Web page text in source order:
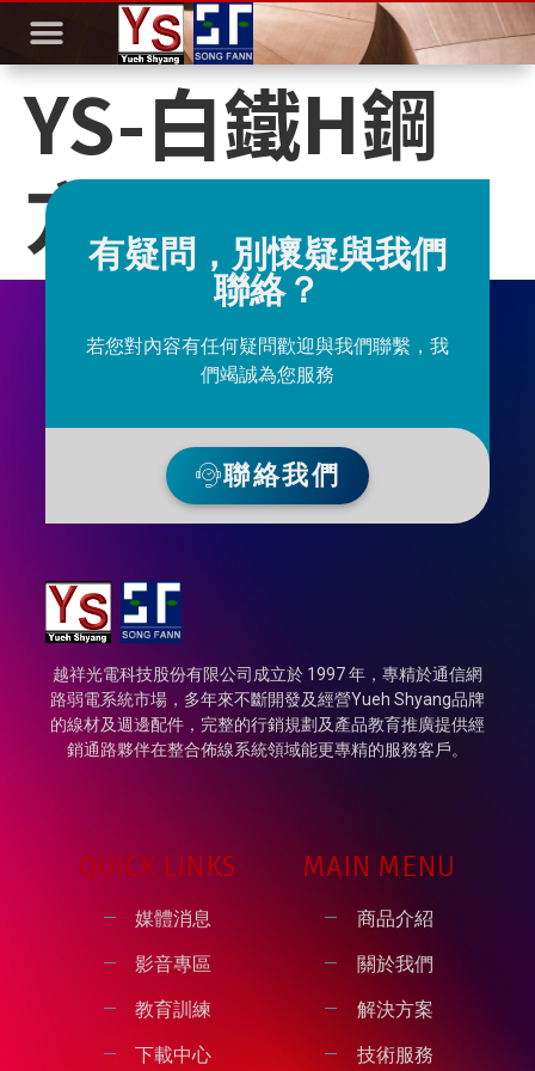
YS-白鐵H鋼
方底-正面
有疑問，別懷疑與我們
聯絡？
若您對內容有任何疑問歡迎與我們聯繫，我
們竭誠為您服務
聯絡我們
越祥光電科技股份有限公司成立於 1997 年，專精於通信網
路弱電系統市場，多年來不斷開發及經營Yueh Shyang品牌
的線材及週邊配件，完整的行銷規劃及產品教育推廣提供經
銷通路夥伴在整合佈線系統領域能更專精的服務客戶。
QUICK LINKS
媒體消息
影音專區
教育訓練
下載中心
MAIN MENU
商品介紹
關於我們
解決方案
技術服務